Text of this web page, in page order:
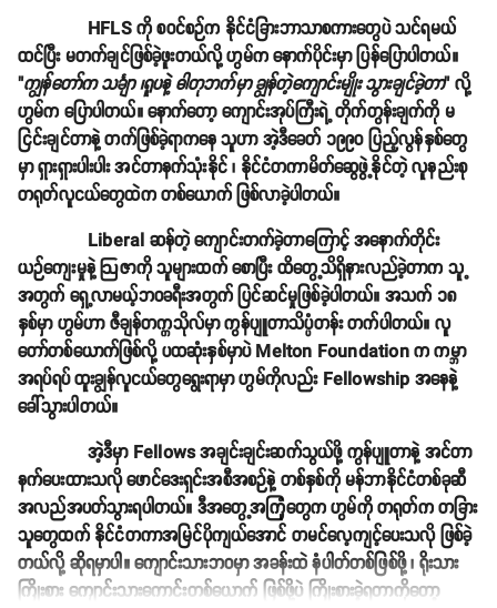
HFLS ကို စဝင်စဉ်က နိုင်ငံခြားဘာသာစကားတွေပဲ သင်ရမယ်
ထင်ပြီး မတက်ချင်ဖြစ်ခဲ့ဖူးတယ်လို့ ဟွမ်က နောက်ပိုင်းမှာ ပြန်ပြောပါတယ်။
"ကျွန်တော်က သင်္ချာ ၊ရူပနဲ့ ဓါတုဘက်မှာ ချွန်တဲ့ကျောင်းမျိုး သွားချင်ခဲ့တာ" လို့
ဟွမ်က ပြောပါတယ်။ နောက်တော့ ကျောင်းအုပ်ကြီးရဲ့ တိုက်တွန်းချက်ကို မ
ငြင်းချင်တာနဲ့ တက်ဖြစ်ခဲ့ရာကနေ သူဟာ အဲ့ဒီခေတ် ၁၉၉၀ ပြည့်လွန်နှစ်တွေ
မှာ ရှားရှားပါးပါး အင်တာနက်သုံးနိုင် ၊ နိုင်ငံတကာမိတ်ဆွေဖွဲ့နိုင်တဲ့ လူနည်းစု
တရုတ်လူငယ်တွေထဲက တစ်ယောက် ဖြစ်လာခဲ့ပါတယ်။
Liberal ဆန်တဲ့ ကျောင်းတက်ခဲ့တာကြောင့် အနောက်တိုင်း
ယဉ်ကျေးမှုနဲ့ ဩဇာကို သူများထက် စောပြီး ထိတွေ့သိရှိနားလည်ခဲ့တာက သူ့
အတွက် ရှေ့လာမယ့်ဘဝခရီးအတွက် ပြင်ဆင်မှုဖြစ်ခဲ့ပါတယ်။ အသက် ၁၈
နှစ်မှာ ဟွမ်ဟာ ဇီချန်တက္ကသိုလ်မှာ ကွန်ပျူတာသိပ္ပံတန်း တက်ပါတယ်။ လူ
တော်တစ်ယောက်ဖြစ်လို့ ပထဆုံးနှစ်မှာပဲ Melton Foundation က ကမ္ဘာ
အရပ်ရပ် ထူးချွန်လူငယ်တွေရွေးရာမှာ ဟွမ်ကိုလည်း Fellowship အနေနဲ့
ခေါ်သွားပါတယ်။
အဲ့ဒီမှာ Fellows အချင်းချင်းဆက်သွယ်ဖို့ ကွန်ပျူတာနဲ့ အင်တာ
နက်ပေးထားသလို ဖောင်ဒေးရှင်းအစီအစဉ်နဲ့ တစ်နှစ်ကို မန်ဘာနိုင်ငံတစ်ခုဆီ
အလည်အပတ်သွားရပါတယ်။ ဒီအတွေ့အကြုံတွေက ဟွမ်ကို တရုတ်က တခြား
သူတွေထက် နိုင်ငံတကာအမြင်ပိုကျယ်အောင် တမင်လေ့ကျင့်ပေးသလို ဖြစ်ခဲ့
တယ်လို့ ဆိုရမှာပါ။ ကျောင်းသားဘဝမှာ အခန်းထဲ နံပါတ်တစ်ဖြစ်ဖို့ ၊ ရိုးသား
ကြိုးစား ကျောင်းသားကောင်းတစ်ယောက် ဖြစ်ဖို့ပဲ ကြိုးစားခဲ့ရတာကိုတော့